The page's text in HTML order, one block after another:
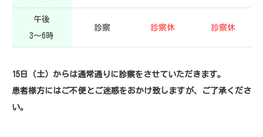
午後
3～6時
診察 診察休 診察休
15日（土）からは通常通りに診察をさせていただきます。
患者様方にはご不便とご迷惑をおかけ致しますが、ご了承くださ
い。